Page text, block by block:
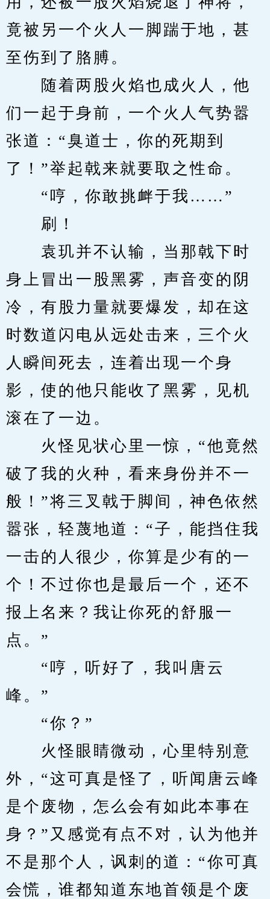
竟被另一个火人一脚踹于地，甚
至伤到了胳膊。
随着两股火焰也成火人，他
们一起于身前，一个火人气势嚣
张道：“臭道士，你的死期到
了！”举起戟来就要取之性命。
“哼，你敢挑衅于我……”
刷！
袁玑并不认输，当那戟下时
身上冒出一股黑雾，声音变的阴
冷，有股力量就要爆发，却在这
时数道闪电从远处击来，三个火
人瞬间死去，连着出现一个身
影，使的他只能收了黑雾，见机
滚在了一边。
火怪见状心里一惊，“他竟然
破了我的火种，看来身份并不一
般！”将三叉戟于脚间，神色依然
嚣张，轻蔑地道：“子，能挡住我
一击的人很少，你算是少有的一
个！不过你也是最后一个，还不
报上名来？我让你死的舒服一
点。”
“哼，听好了，我叫唐云
峰。”
“你？”
火怪眼睛微动，心里特别意
外，“这可真是怪了，听闻唐云峰
是个废物，怎么会有如此本事在
身？”又感觉有点不对，认为他并
不是那个人，讽刺的道：“你可真
会慌，谁都知道东地首领是个废